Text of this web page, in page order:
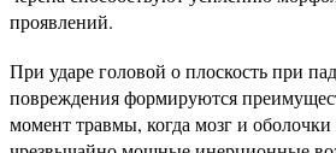
проявлений.
При ударе головой о плоскость при
повреждения формируются
момент травмы, когда мозг и